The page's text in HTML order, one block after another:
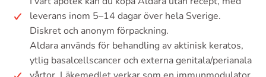
leverans inom 5–14 dagar över hela Sverige.
Diskret och anonym förpackning.
Aldara används för behandling av aktinisk keratos,
ytlig basalcellscancer och externa genitala/perianala